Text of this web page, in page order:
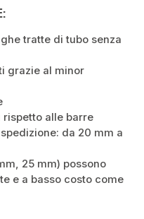
tratte di tubo senza
grazie al minor
alle barre
da 20 mm a
25 mm) possono
e a basso costo come